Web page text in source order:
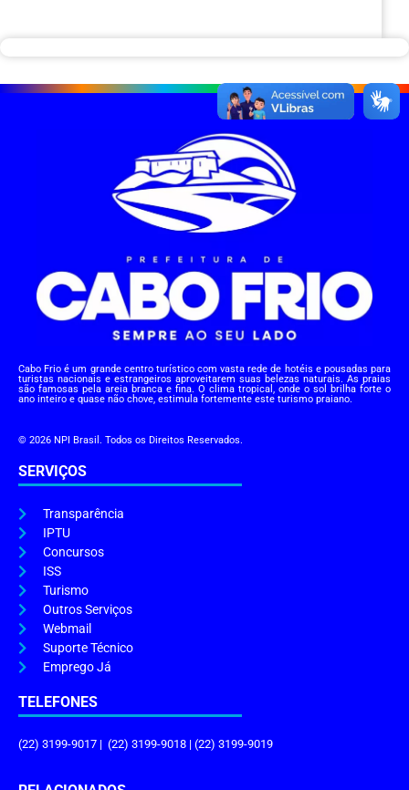
Cabo Frio é um grande centro turístico com vasta rede de hotéis e pousadas para
turistas nacionais e estrangeiros aproveitarem suas belezas naturais. As praias
são famosas pela areia branca e fina. O clima tropical, onde o sol brilha forte o
ano inteiro e quase não chove, estimula fortemente este turismo praiano.
© 2026 NPI Brasil. Todos os Direitos Reservados.
SERVIÇOS
Transparência
IPTU
Concursos
ISS
Turismo
Outros Serviços
Webmail
Suporte Técnico
Emprego Já
TELEFONES
(22) 3199-9017 | (22) 3199-9018 | (22) 3199-9019